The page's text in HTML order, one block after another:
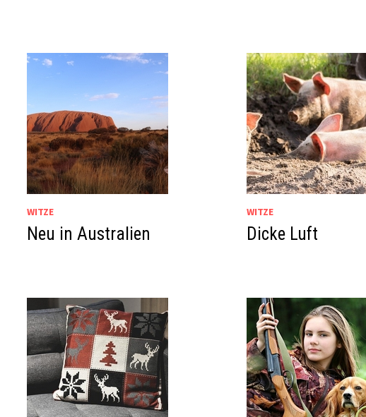
WITZE
Neu in Australien
WITZE
Dicke Luft